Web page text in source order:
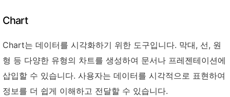
Chart
Chart는 데이터를 시각화하기 위한 도구입니다. 막대, 선, 원
형 등 다양한 유형의 차트를 생성하여 문서나 프레젠테이션에
삽입할 수 있습니다. 사용자는 데이터를 시각적으로 표현하여
정보를 더 쉽게 이해하고 전달할 수 있습니다.